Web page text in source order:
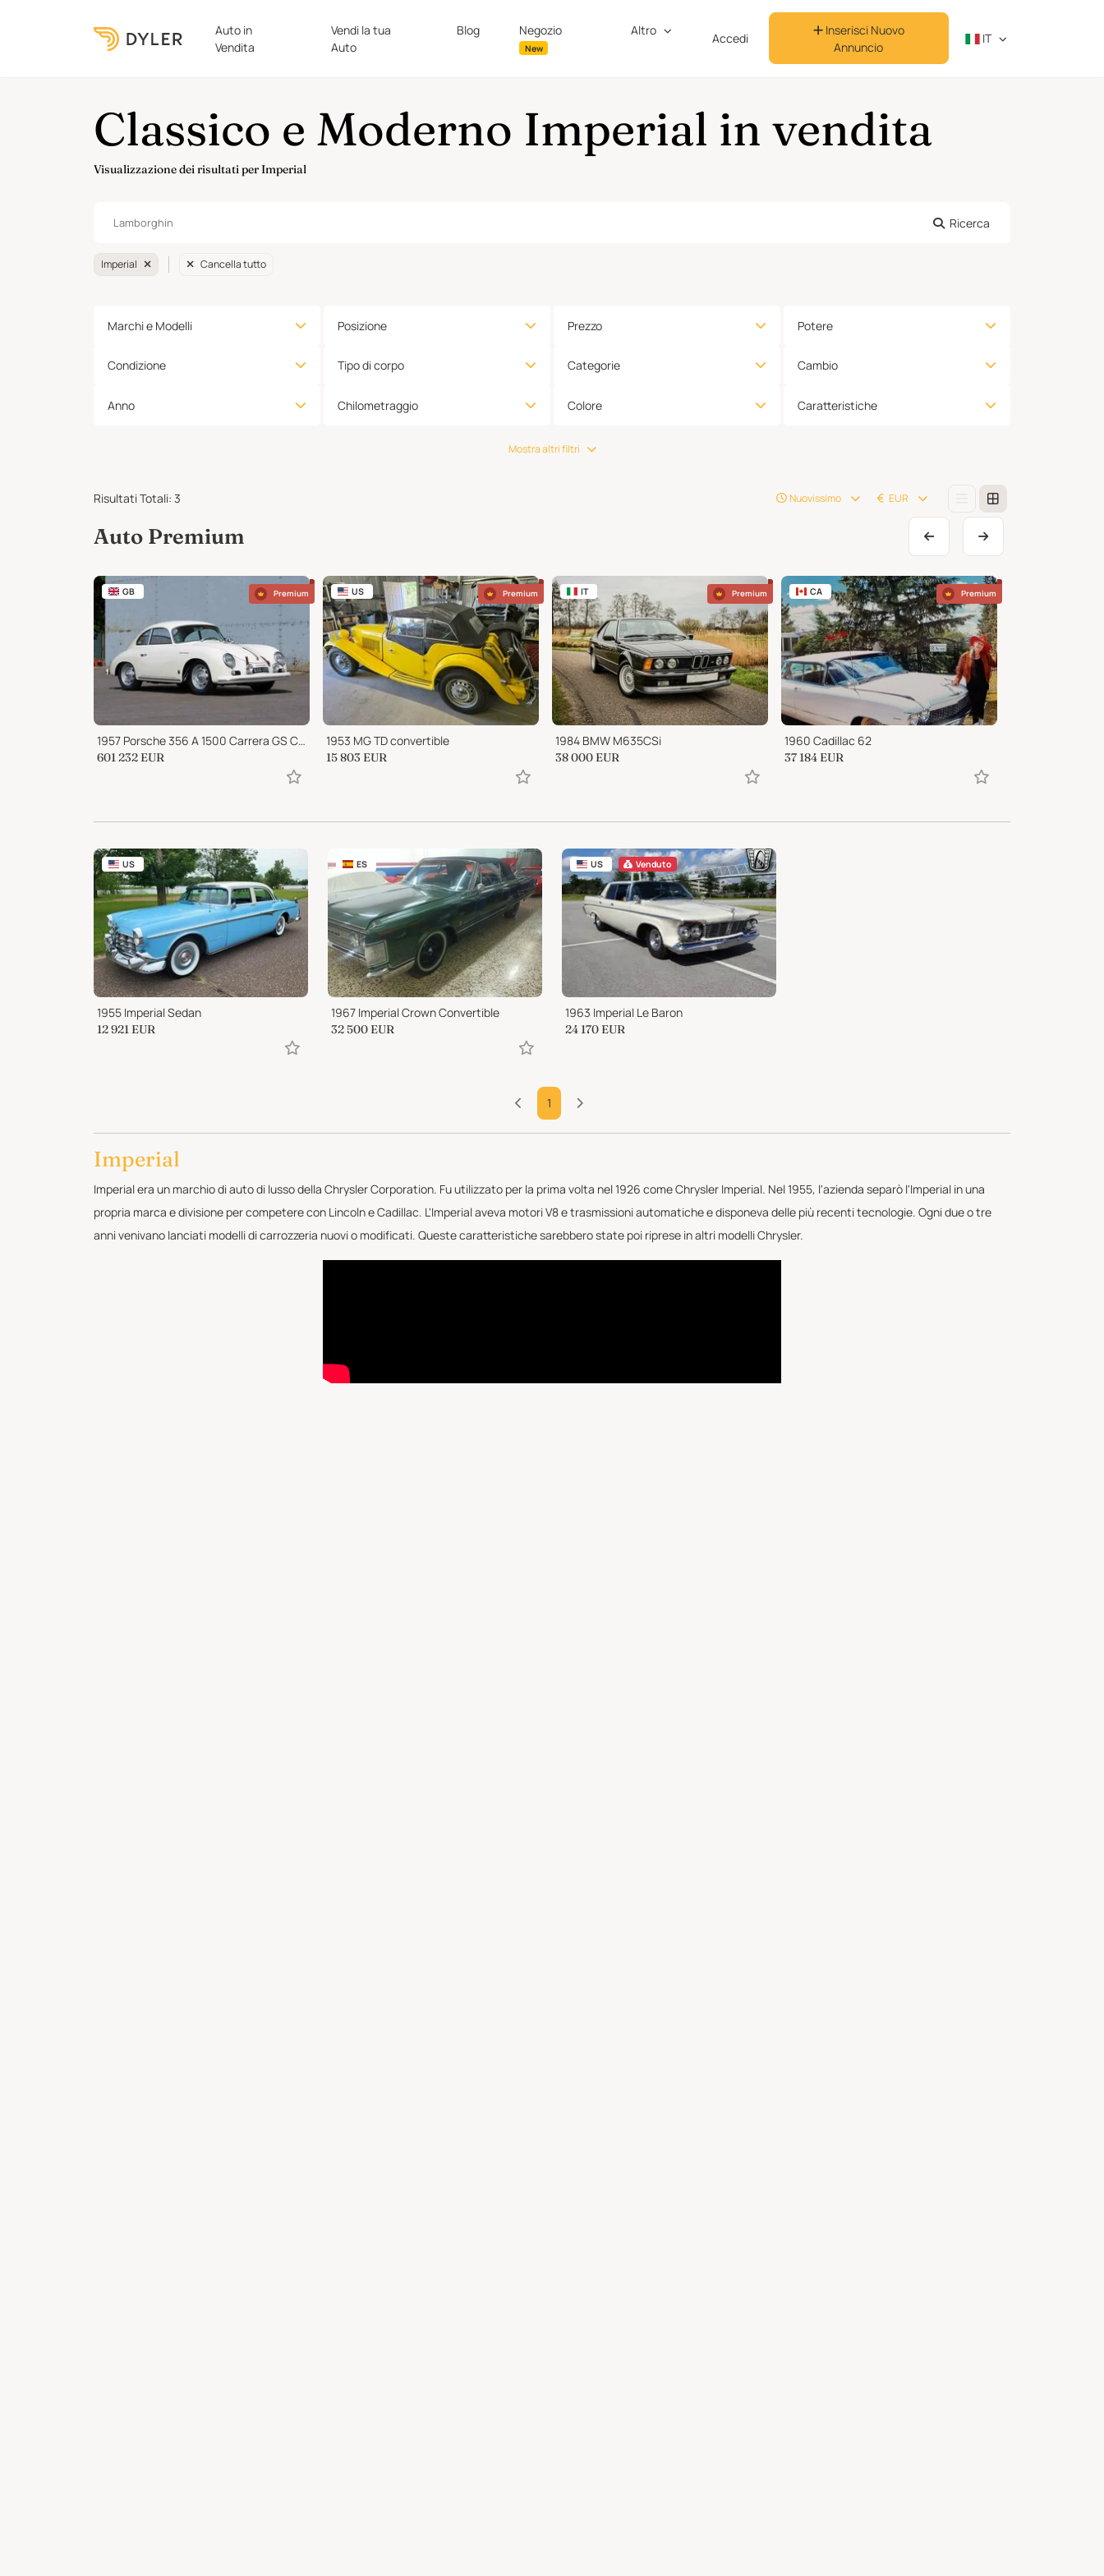
Auto in
Vendita
Vendi la tua
Auto
Blog Negozio
New
Altro
Accedi
Inserisci Nuovo
Annuncio
IT
Classico e Moderno Imperial in vendita
Visualizzazione dei risultati per Imperial
Ricerca
Imperial Cancella tutto
Marchi e Modelli
Condizione
Anno
Posizione
Tipo di corpo
Chilometraggio
Prezzo
Categorie
Colore
Potere
Cambio
Caratteristiche
Mostra altri filtri
Risultati Totali: 3 Nuovissimo EUR
Auto Premium
GB Premium
1957 Porsche 356 A 1500 Carrera GS Coupe
601 232 EUR
US Premium
1953 MG TD convertible
15 803 EUR
IT Premium
1984 BMW M635CSi
38 000 EUR
CA Premium
1960 Cadillac 62
37 184 EUR
US
1955 Imperial Sedan
12 921 EUR
ES
1967 Imperial Crown Convertible
32 500 EUR
US Venduto
1963 Imperial Le Baron
24 170 EUR
1
Imperial
Imperial era un marchio di auto di lusso della Chrysler Corporation. Fu utilizzato per la prima volta nel 1926 come Chrysler Imperial. Nel 1955, l'azienda separò l'Imperial in una
propria marca e divisione per competere con Lincoln e Cadillac. L'Imperial aveva motori V8 e trasmissioni automatiche e disponeva delle più recenti tecnologie. Ogni due o tre
anni venivano lanciati modelli di carrozzeria nuovi o modificati. Queste caratteristiche sarebbero state poi riprese in altri modelli Chrysler.